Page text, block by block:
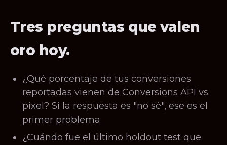
Tres preguntas que valen
oro hoy.
¿Qué porcentaje de tus conversiones
reportadas vienen de Conversions API vs.
pixel? Si la respuesta es "no sé", ese es el
primer problema.
¿Cuándo fue el último holdout test que